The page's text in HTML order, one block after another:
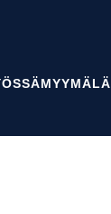
MYYMÄLÄ